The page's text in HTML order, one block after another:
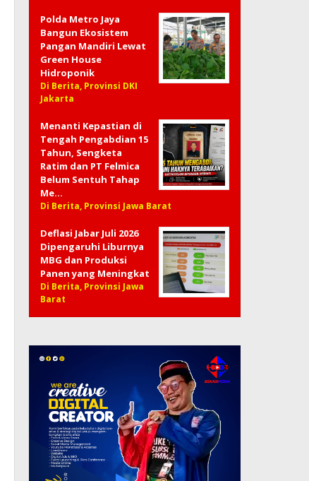
Polda Metro Jaya
Bangun Ekosistem
Pangan Mandiri Lewat
Green House
Hidroponik
Di Berita, Provinsi DKI
Jakarta
Menanti Kepastian di
Tengah Pengabdian 15
Tahun, Sengketa
Ratim dan PT Felmica
Belum Sentuh Tahap
Me…
Di Berita, Provinsi Jawa Barat
Deflasi Jabar Juli 2026
Dipengaruhi Liburnya
MBG dan Produksi
Panen yang Meningkat
Di Berita, Provinsi Jawa
Barat